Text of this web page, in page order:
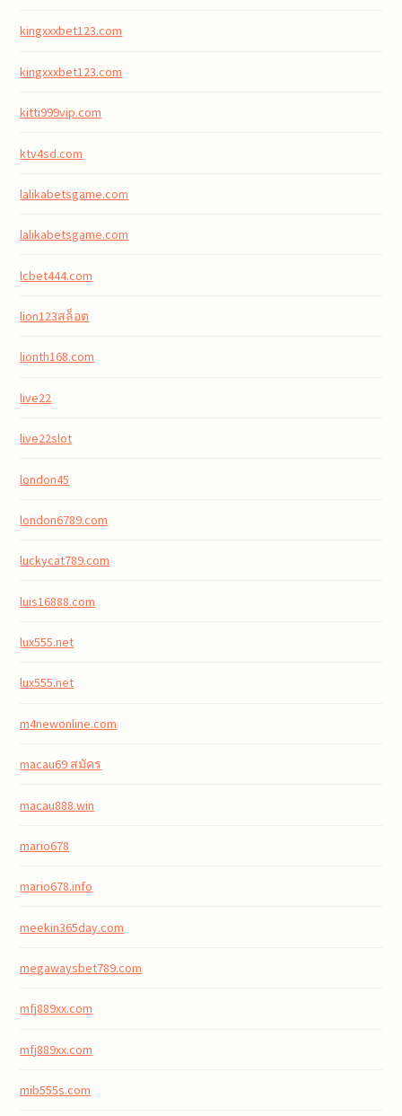
kingxxxbet123.com
kingxxxbet123.com
kitti999vip.com
ktv4sd.com
lalikabetsgame.com
lalikabetsgame.com
lcbet444.com
lion123สล็อต
lionth168.com
live22
live22slot
london45
london6789.com
luckycat789.com
luis16888.com
lux555.net
lux555.net
m4newonline.com
macau69 สมัคร
macau888.win
mario678
mario678.info
meekin365day.com
megawaysbet789.com
mfj889xx.com
mfj889xx.com
mib555s.com